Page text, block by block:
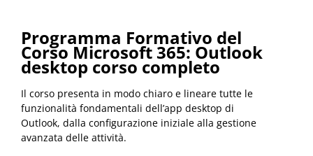
Programma Formativo del
Corso Microsoft 365: Outlook
desktop corso completo
Il corso presenta in modo chiaro e lineare tutte le
funzionalità fondamentali dell’app desktop di
Outlook, dalla configurazione iniziale alla gestione
avanzata delle attività.